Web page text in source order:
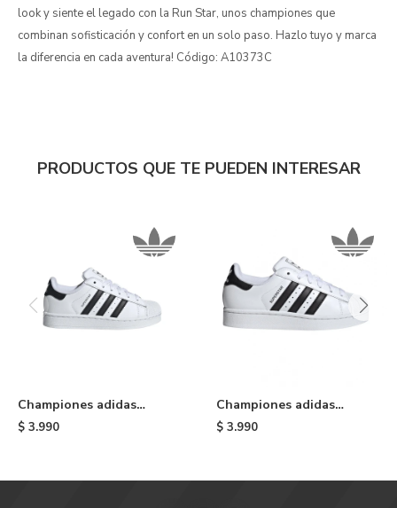
look y siente el legado con la Run Star, unos championes que
combinan sofisticación y confort en un solo paso. Hazlo tuyo y marca
la diferencia en cada aventura! Código: A10373C
PRODUCTOS QUE TE PUEDEN INTERESAR
Championes adidas
Superstar II de niño -
$ 3.990
Championes adidas
Superstar II de niño -
$ 3.990